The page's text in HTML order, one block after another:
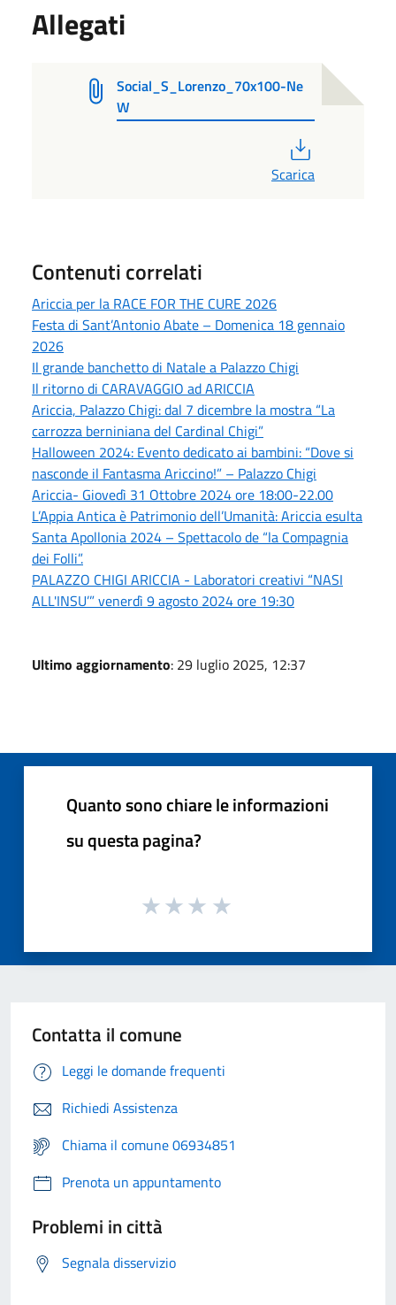
Allegati
Social_S_Lorenzo_70x100-Ne
W
Scarica
Contenuti correlati
Ariccia per la RACE FOR THE CURE 2026
Festa di Sant’Antonio Abate – Domenica 18 gennaio
2026
Il grande banchetto di Natale a Palazzo Chigi
Il ritorno di CARAVAGGIO ad ARICCIA
Ariccia, Palazzo Chigi: dal 7 dicembre la mostra “La
carrozza berniniana del Cardinal Chigi”
Halloween 2024: Evento dedicato ai bambini: “Dove si
nasconde il Fantasma Ariccino!” – Palazzo Chigi
Ariccia- Giovedì 31 Ottobre 2024 ore 18:00-22.00
L’Appia Antica è Patrimonio dell’Umanità: Ariccia esulta
Santa Apollonia 2024 – Spettacolo de “la Compagnia
dei Folli”.
PALAZZO CHIGI ARICCIA - Laboratori creativi “NASI
ALL'INSU’” venerdì 9 agosto 2024 ore 19:30
Ultimo aggiornamento: 29 luglio 2025, 12:37
Quanto sono chiare le informazioni
su questa pagina?
Contatta il comune
Leggi le domande frequenti
Richiedi Assistenza
Chiama il comune 06934851
Prenota un appuntamento
Problemi in città
Segnala disservizio